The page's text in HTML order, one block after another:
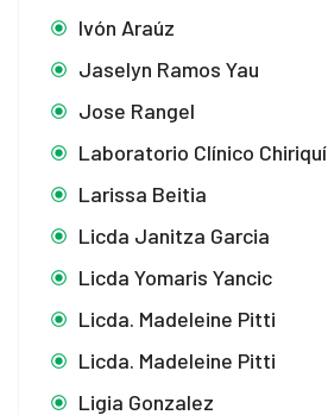
Ivón Araúz
Jaselyn Ramos Yau
Jose Rangel
Laboratorio Clínico Chiriquí
Larissa Beitia
Licda Janitza Garcia
Licda Yomaris Yancic
Licda. Madeleine Pitti
Licda. Madeleine Pitti
Ligia Gonzalez